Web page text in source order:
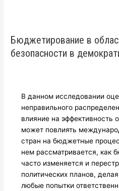
Бюджетирование в
безопасности в
В данном исследовании
неправильного
влияние на эффективность
может повлиять
стран на бюджетные
нем рассматривается, как
часто изменяется и
политических планов,
любые попытки